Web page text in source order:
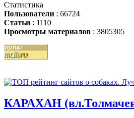
Статистика
Пользователи : 66724
Статьи : 1110
Просмотры материалов : 3805305
КАРАХАН